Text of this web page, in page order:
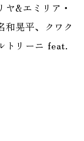
&エミリア・
和晃平、クワク
トリーニ feat.